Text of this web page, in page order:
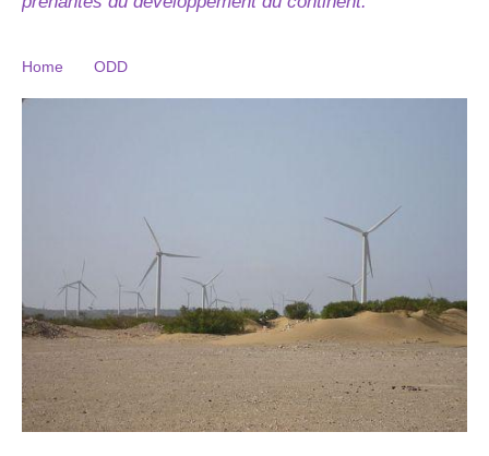
Home ODD